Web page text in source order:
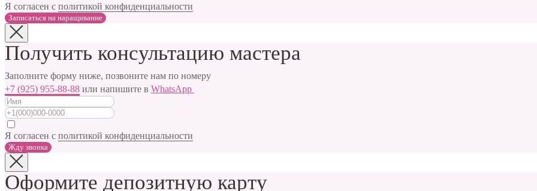
Я согласен с политикой конфиденциальности
Записаться на наращивание
Получить консультацию мастера
Заполните форму ниже, позвоните нам по номеру
+7 (925) 955-88-88 или напишите в WhatsApp
Я согласен с политикой конфиденциальности
Жду звонка
Оформите депозитную карту